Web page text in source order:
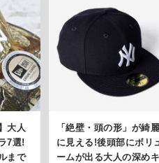
大人
7選!
まで
「絶壁・頭の形」が綺麗
に見える!後頭部にボリ
ームが出る大人の深めキ